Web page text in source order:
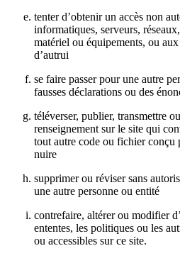
tenter d’obtenir un accès non
informatiques, serveurs,
matériel ou équipements, ou
d’autrui
se faire passer pour une autre
fausses déclarations ou des
téléverser, publier, transmettre
renseignement sur le site qui
tout autre code ou fichier conçu
nuire
supprimer ou réviser sans
une autre personne ou entité
contrefaire, altérer ou modifier
ententes, les politiques ou les
ou accessibles sur ce site.